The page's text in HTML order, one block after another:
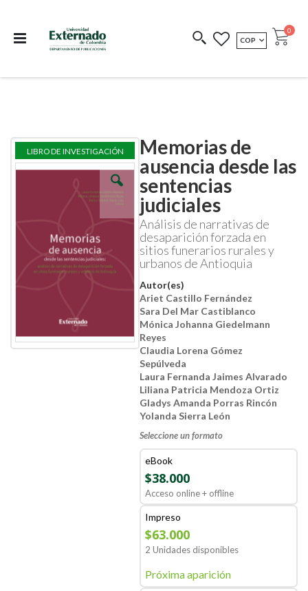
COEDICIONES REDIMIR CÓDIGO
MONEDA
COP Cart
0
Memorias de
ausencia desde las
sentencias
judiciales
Análisis de narrativas de
desaparición forzada en
sitios funerarios rurales y
urbanos de Antioquia
Autor(es)
Ariet Castillo Fernández
Sara Del Mar Castiblanco
Mónica Johanna Giedelmann
Reyes
Claudia Lorena Gómez
Sepúlveda
Laura Fernanda Jaimes Alvarado
Liliana Patricia Mendoza Ortiz
Gladys Amanda Porras Rincón
Yolanda Sierra León
Seleccione un formato
eBook
$38.000
Acceso online + offline
Impreso
$63.000
2 Unidades disponibles
Próxima aparición
Skip
the
Skip
the
LIBRO DE INVESTIGACIÓN